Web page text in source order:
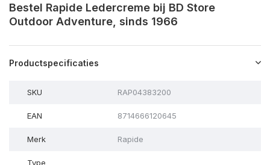
Bestel Rapide Ledercreme bij BD Store
Outdoor Adventure, sinds 1966
Productspecificaties
SKU RAP04383200
EAN 8714666120645
Merk Rapide
Type